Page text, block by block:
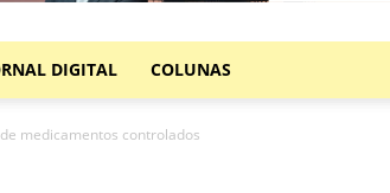
DIGITAL COLUNAS
medicamentos controlados